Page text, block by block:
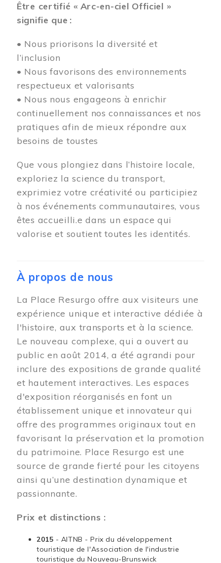
Être certifié « Arc-en-ciel Officiel »
signifie que :
• Nous priorisons la diversité et
l’inclusion
• Nous favorisons des environnements
respectueux et valorisants
• Nous nous engageons à enrichir
continuellement nos connaissances et nos
pratiques afin de mieux répondre aux
besoins de toustes
Que vous plongiez dans l’histoire locale,
exploriez la science du transport,
exprimiez votre créativité ou participiez
à nos événements communautaires, vous
êtes accueilli.e dans un espace qui
valorise et soutient toutes les identités.
À propos de nous
La Place Resurgo offre aux visiteurs une
expérience unique et interactive dédiée à
l'histoire, aux transports et à la science.
Le nouveau complexe, qui a ouvert au
public en août 2014, a été agrandi pour
inclure des expositions de grande qualité
et hautement interactives. Les espaces
d'exposition réorganisés en font un
établissement unique et innovateur qui
offre des programmes originaux tout en
favorisant la préservation et la promotion
du patrimoine. Place Resurgo est une
source de grande fierté pour les citoyens
ainsi qu’une destination dynamique et
passionnante.
Prix et distinctions :
2015 - AITNB - Prix du développement
touristique de l'Association de l'industrie
touristique du Nouveau-Brunswick